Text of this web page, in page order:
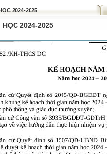
2024-2025
HỌC 2024-2025